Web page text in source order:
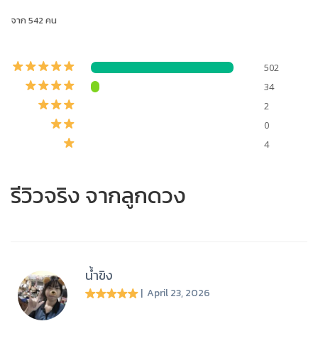
จาก 542 คน
502
34
2
0
4
รีวิวจริง จากลูกดวง
น้ำขิง
| April 23, 2026